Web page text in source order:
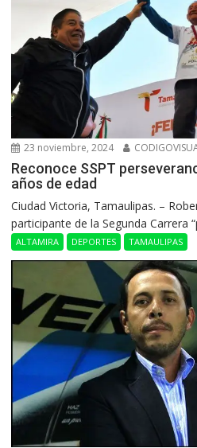
23 noviembre, 2024
Reconoce SSPT
años de edad
Ciudad Victoria, Tamaulipas. –
participante de la Segunda Carrera
ALTAMIRA DEPORTES TAMAULIPAS